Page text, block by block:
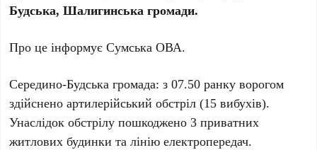
Будська, Шалигинська громади.
Про це інформує Сумська ОВА.
Середино-Будська громада: з 07.50 ранку ворогом
здійснено артилерійський обстріл (15 вибухів).
Унаслідок обстрілу пошкоджено 3 приватних
житлових будинки та лінію електропередач.